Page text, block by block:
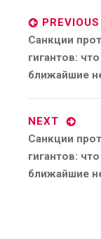
navigation
PREVIOUS
Previous
post:
Санкции
гигантов:
ближайшие
NEXT
Next
post:
Санкции
гигантов:
ближайшие